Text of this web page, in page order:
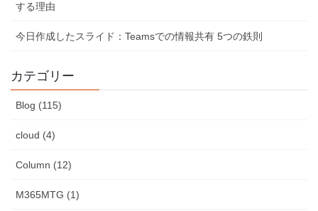
する理由
今日作成したスライド：Teamsでの情報共有 5つの鉄則
カテゴリー
Blog (115)
cloud (4)
Column (12)
M365MTG (1)